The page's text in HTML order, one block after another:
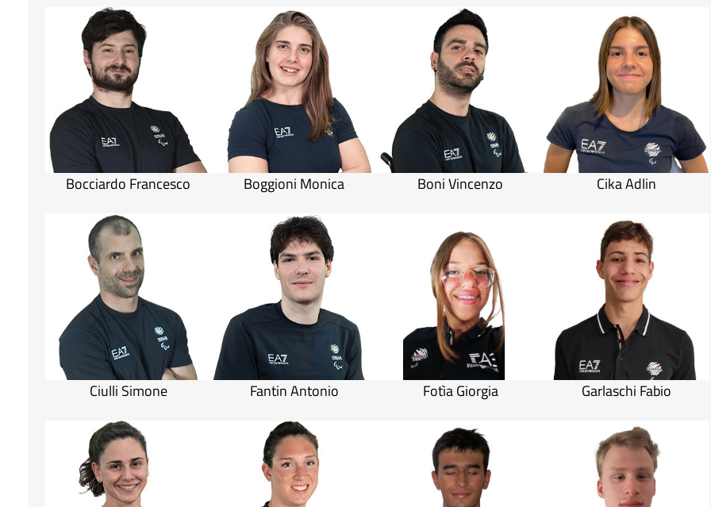
Bocciardo Francesco Boggioni Monica Boni Vincenzo Cika Adlin
Ciulli Simone Fantin Antonio Fotìa Giorgia Garlaschi Fabio